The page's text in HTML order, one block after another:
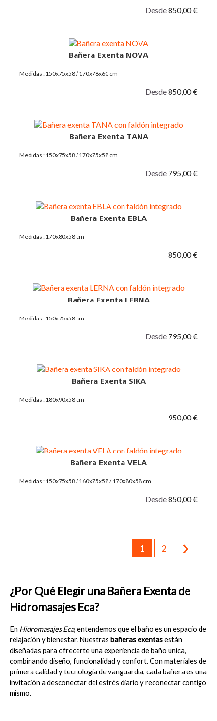
Desde850,00 €
Bañera Exenta NOVA
Medidas : 150x75x58 / 170x78x60 cm
Desde850,00 €
Bañera Exenta TANA
Medidas : 150x75x58 / 170x75x58 cm
Desde 795,00 €
Bañera Exenta EBLA
Medidas : 170x80x58 cm
850,00 €
Bañera Exenta LERNA
Medidas : 150x75x58 cm
Desde 795,00 €
Bañera Exenta SIKA
Medidas : 180x90x58 cm
950,00 €
Bañera Exenta VELA
Medidas : 150x75x58 / 160x75x58 / 170x80x58 cm
Desde850,00 €
1 2 
¿Por Qué Elegir una Bañera Exenta de
Hidromasajes Eca?
En Hidromasajes Eca, entendemos que el baño es un espacio de
relajación y bienestar. Nuestras bañeras exentas están
diseñadas para ofrecerte una experiencia de baño única,
combinando diseño, funcionalidad y confort. Con materiales de
primera calidad y tecnología de vanguardia, cada bañera es una
invitación a desconectar del estrés diario y reconectar contigo
mismo.